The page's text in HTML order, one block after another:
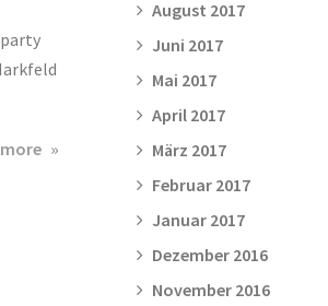
about
August 2017
Juni 2017
Mai 2017
April 2017
März 2017
Februar 2017
Januar 2017
Dezember 2016
November 2016